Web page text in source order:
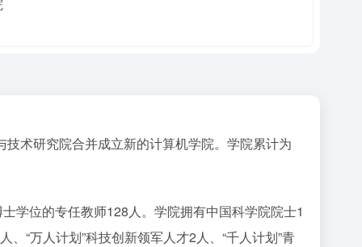
术研究院合并成立新的计算机学院。学院累计为
学位的专任教师128人。学院拥有中国科学院院士1
“万人计划”科技创新领军人才2人、“千人计划”青